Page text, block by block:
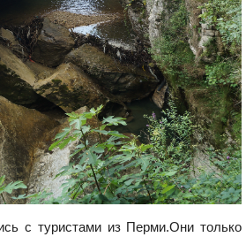
с туристами из Перми.Они только